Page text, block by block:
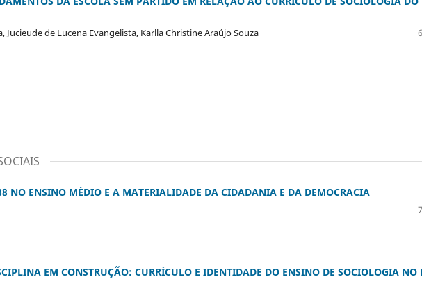
Jucieude de Lucena Evangelista, Karlla Christine Araújo Souza
NO ENSINO MÉDIO E A MATERIALIDADE DA CIDADANIA E DA DEMOCRACIA
EM CONSTRUÇÃO: CURRÍCULO E IDENTIDADE DO ENSINO DE SOCIOLOGIA NO